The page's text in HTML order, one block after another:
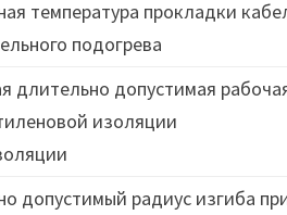
температура прокладки
подогрева
длительно допустимая
изоляции
допустимый радиус изгиба